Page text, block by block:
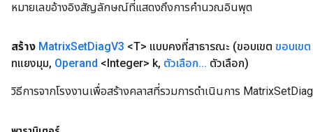
หมายเลขอ้างอิงสัญลักษณ์ที่แสดงถึงการคำนวณอินพุต
สร้าง MatrixSetDiagV3 <T> แบบคงที่สาธารณะ (ขอบเขต ขอบเขต
ทแยงมุม, Operand <Integer> k, ตัวเลือก... ตัวเลือก)
วิธีการจากโรงงานเพื่อสร้างคลาสที่รวมการดำเนินการ